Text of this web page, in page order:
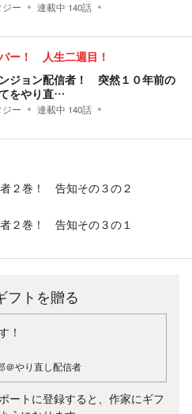
ー 連載中 140話
ー！ 人生二週目！
ンジョン配信者！ 突然１０年前の
をやり直…
ー 連載中 140話
者２巻！ 告知その３の２
者２巻！ 告知その３の１
フトを贈る
！
＠やり直し配信者
ートに登録すると、作家にギフ